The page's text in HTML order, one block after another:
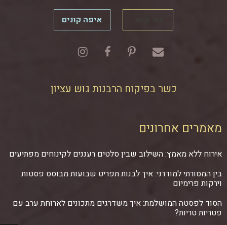
איפה קונים
כשר בפיקוח הרבנות גוש עציון
מאמרים אחרונים
אירוח ללא מאמץ: השילוב שבין סלטים רעננים לקינוחים מפתיעים
בין המסורתי למודרני: איך לבנות תפריט שבועות מבוסס פסטות
וירקות פרימיום
הסוד לפסטה המושלמת: איך משדרגים מתכונים לארוחת ערב עם
פטריות טריות?